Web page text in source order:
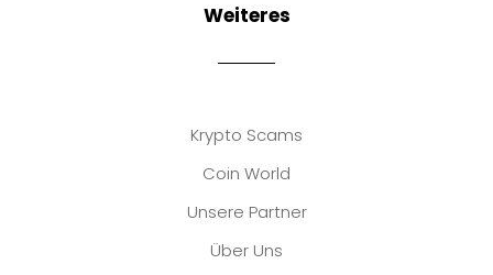
Weiteres
Krypto Scams
Coin World
Unsere Partner
Über Uns